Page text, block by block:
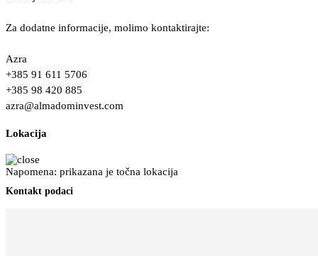
Za dodatne informacije, molimo kontaktirajte:
Azra
+385 91 611 5706
+385 98 420 885
azra@almadominvest.com
Lokacija
Napomena: prikazana je točna lokacija
Kontakt podaci